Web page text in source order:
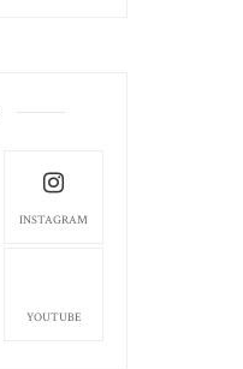
INSTAGRAM
YOUTUBE